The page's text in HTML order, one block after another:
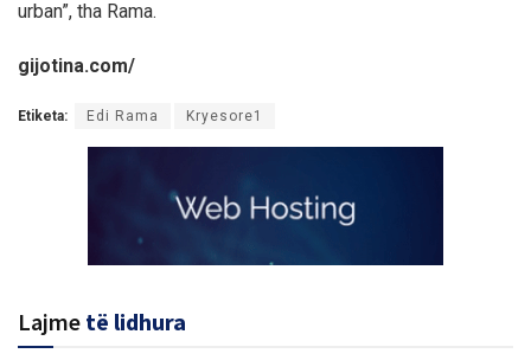
urban”, tha Rama.
gijotina.com/
Etiketa: Edi Rama Kryesore1
Lajme të lidhura